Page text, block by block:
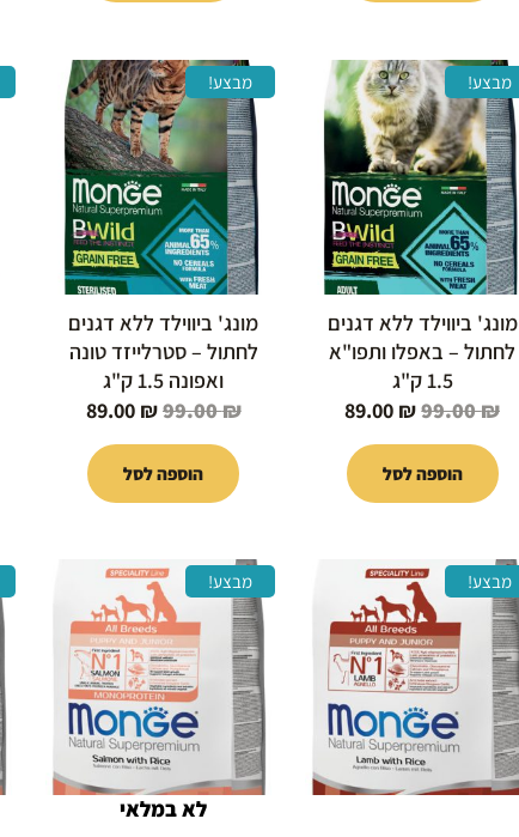
מבצע!
מונג' ביווילד ללא דגנים
לחתול – באפלו ותפו"א
1.5 ק"ג
99.00₪
המחיר
המקורי
היה:
99.00 ₪.
89.00 ₪
המחיר
הנוכחי
הוא:
89.00 ₪.
הוספה לסל
מבצע!
מונג' ביווילד ללא דגנים
לחתול – סטרלייזד טונה
ואפונה 1.5 ק"ג
99.00₪
המחיר
המקורי
היה:
99.00 ₪.
89.00 ₪
המחיר
הנוכחי
הוא:
89.00 ₪.
הוספה לסל
מבצע!
המחיר
המקורי
היה:
329.00 ₪.
הוא:
289.00 ₪.
מבצע!
לא במלאי
המחיר
המקורי
היה:
49.00 ₪.
הוא:
36.00 ₪.